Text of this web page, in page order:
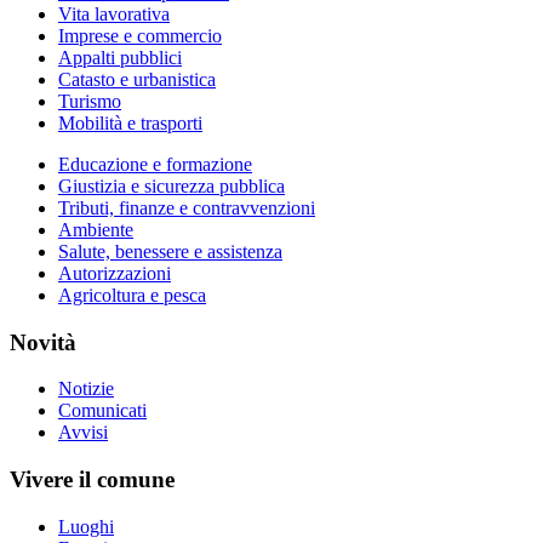
Vita lavorativa
Imprese e commercio
Appalti pubblici
Catasto e urbanistica
Turismo
Mobilità e trasporti
Educazione e formazione
Giustizia e sicurezza pubblica
Tributi, finanze e contravvenzioni
Ambiente
Salute, benessere e assistenza
Autorizzazioni
Agricoltura e pesca
Novità
Notizie
Comunicati
Avvisi
Vivere il comune
Luoghi